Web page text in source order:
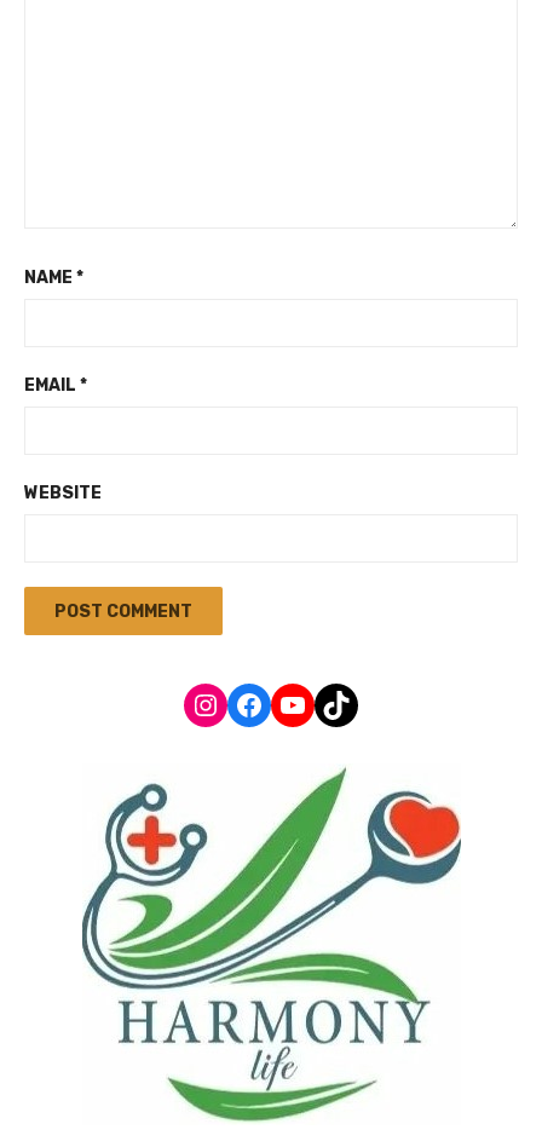
NAME *
EMAIL *
WEBSITE
Instagram
Facebook
YouTube
TikTok